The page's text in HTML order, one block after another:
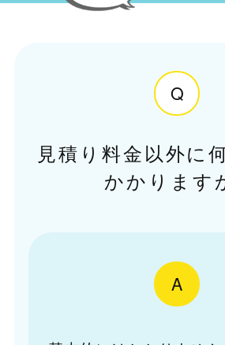
Q
見積り料金以外に
かかります
A